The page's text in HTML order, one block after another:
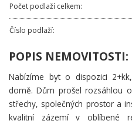
Počet podlaží celkem:
Číslo podlaží:
POPIS NEMOVITOSTI:
Nabízíme byt o dispozici
domě. Dům prošel rozsáhlou
střechy, společných prostor a
kvalitní zázemí v oblíbené